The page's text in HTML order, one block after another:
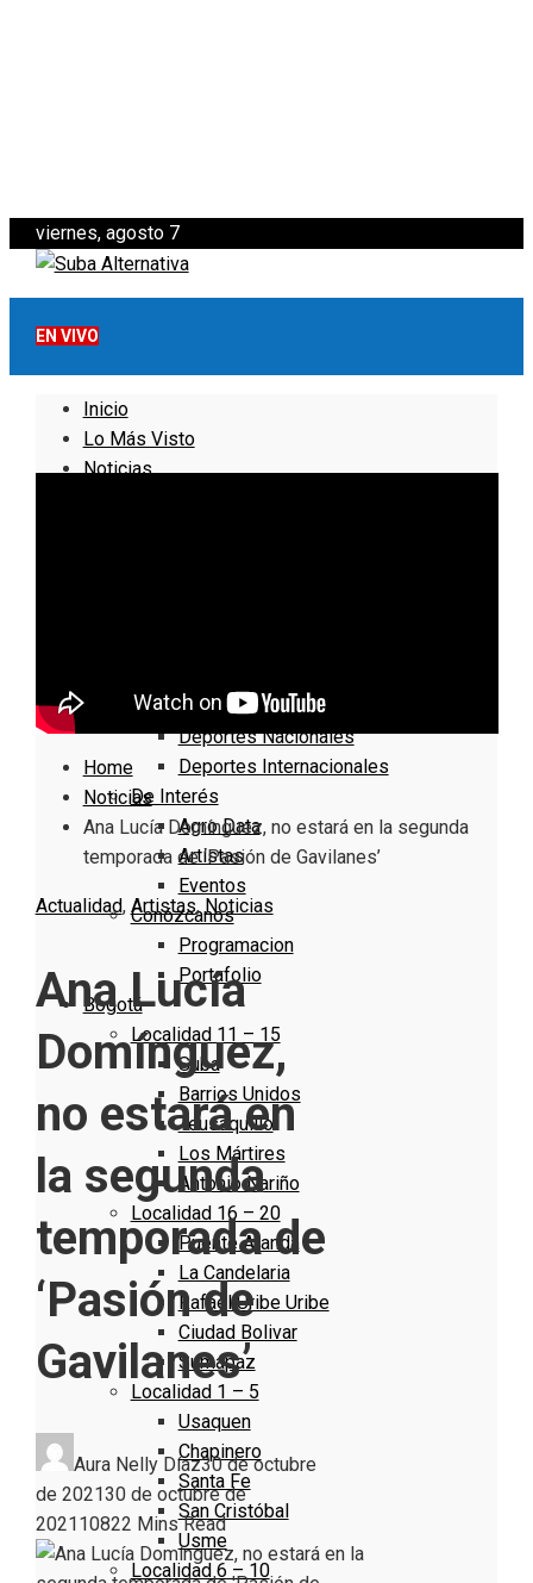
viernes, agosto 7
EN VIVO
Inicio
Lo Más Visto
Noticias
Deportes Locales
Deportes Nacionales
Deportes Internacionales
De Interés
Agro Data
Artistas
Eventos
Conózcanos
Programacion
Portafolio
Bogotá
Localidad 11 – 15
Suba
Barrios Unidos
Teusaquillo
Los Mártires
Antonio Nariño
Localidad 16 – 20
Puente Aranda
La Candelaria
Rafael Uribe Uribe
Ciudad Bolivar
Sumapaz
Localidad 1 – 5
Usaquen
Chapinero
Santa Fe
San Cristóbal
Usme
Localidad 6 – 10
Home
Noticias
Ana Lucía Domínguez, no estará en la segunda
temporada de ‘Pasión de Gavilanes’
Actualidad, Artistas, Noticias
Ana Lucía
Domínguez,
no estará en
la segunda
temporada de
‘Pasión de
Gavilanes’
Aura Nelly Díaz30 de octubre
de 202130 de octubre de
202110822 Mins Read